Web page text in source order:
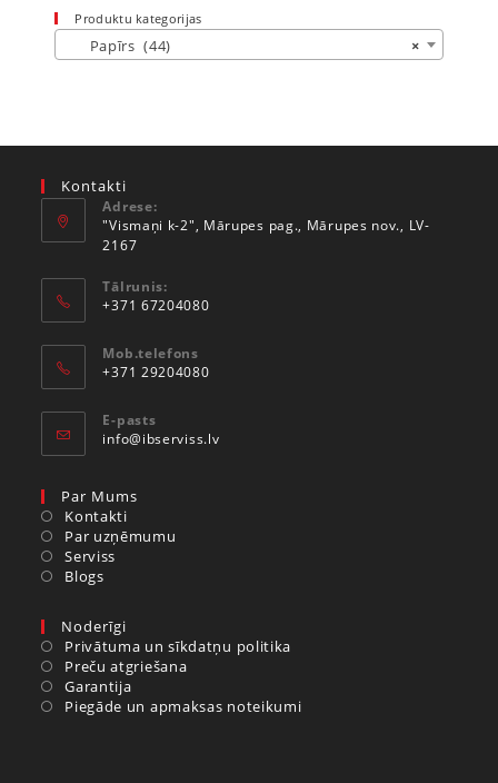
Produktu kategorijas
×
Papīrs (44)
Kontakti
Adrese:
"Vismaņi k-2", Mārupes pag., Mārupes nov., LV-
2167
Tālrunis:
+371 67204080
Mob.telefons
+371 29204080
E-pasts
info@ibserviss.lv
Par Mums
Kontakti
Par uzņēmumu
Serviss
Blogs
Noderīgi
Privātuma un sīkdatņu politika
Preču atgriešana
Garantija
Piegāde un apmaksas noteikumi